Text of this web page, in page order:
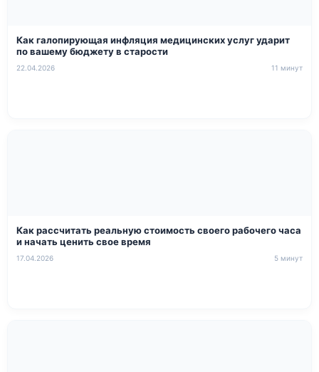
Как галопирующая инфляция медицинских услуг ударит
по вашему бюджету в старости
22.04.2026 11 минут
Как рассчитать реальную стоимость своего рабочего часа
и начать ценить свое время
17.04.2026 5 минут